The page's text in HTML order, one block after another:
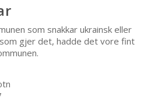
som snakkar ukrainsk eller
gjer det, hadde det vore fint